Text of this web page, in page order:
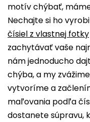
motív chýbať,
Nechajte si ho
čísiel z vlastnej fotky
zachytávať vaše
nám jednoducho
chýba, a my
vytvoríme a
maľovania podľa
dostanete súpravu,